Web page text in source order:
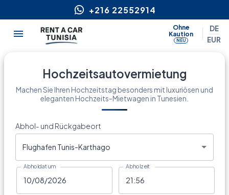
+216 22552914
Ohne
Kaution
NEU
DE
EUR
Hochzeitsautovermietung
Machen Sie Ihren Hochzeitstag besonders mit luxuriösen und
eleganten Hochzeits-Mietwagen in Tunesien.
Abhol- und Rückgabeort
Flughafen Tunis-Karthago
Abholdatum Abholzeit